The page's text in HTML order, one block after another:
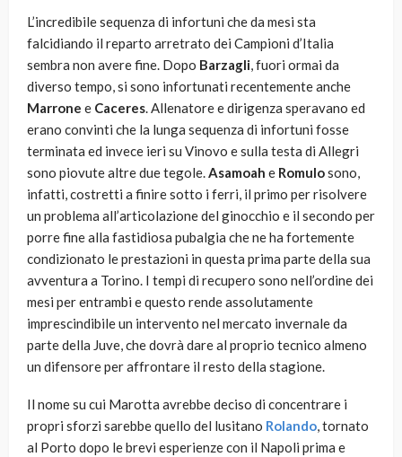
L’incredibile sequenza di infortuni che da mesi sta
falcidiando il reparto arretrato dei Campioni d’Italia
sembra non avere fine. Dopo Barzagli, fuori ormai da
diverso tempo, si sono infortunati recentemente anche
Marrone e Caceres. Allenatore e dirigenza speravano ed
erano convinti che la lunga sequenza di infortuni fosse
terminata ed invece ieri su Vinovo e sulla testa di Allegri
sono piovute altre due tegole.Asamoah e Romulosono,
infatti, costretti a finire sotto i ferri, il primo per risolvere
un problema all’articolazione del ginocchio e il secondo per
porre fine alla fastidiosa pubalgia che ne ha fortemente
condizionato le prestazioni in questa prima parte della sua
avventura a Torino. I tempi di recupero sono nell’ordine dei
mesi per entrambi e questo rende assolutamente
imprescindibile un intervento nel mercato invernale da
parte della Juve, che dovrà dare al proprio tecnico almeno
un difensore per affrontare il resto della stagione.
Il nome su cui Marotta avrebbe deciso di concentrare i
propri sforzi sarebbe quello del lusitano Rolando, tornato
al Porto dopo le brevi esperienze con il Napoli prima e